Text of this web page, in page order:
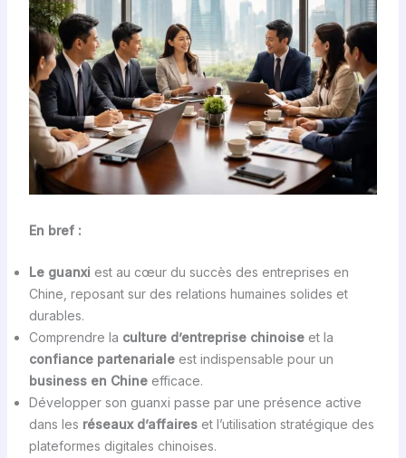
En bref :
Le guanxi est au cœur du succès des entreprises en
Chine, reposant sur des relations humaines solides et
durables.
Comprendre la culture d’entreprise chinoiseet la
confiance partenarialeest indispensable pour un
business en Chineefficace.
Développer son guanxi passe par une présence active
dans les réseaux d’affaireset l’utilisation stratégique des
plateformes digitales chinoises.